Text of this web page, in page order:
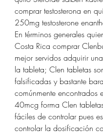
comprar testosterona en
250mg testosterone
En términos generales
Costa Rica comprar
mejor servidos adquirir
la tableta; Clen tabletas
falsificadas y bastante
comúnmente encontrados
40mcg forma Clen
fáciles de controlar pues
controlar la dosificación